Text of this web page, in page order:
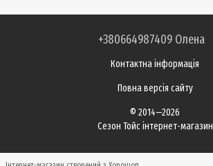
+380664987409 Олена
Контактна інформація
Повна версія сайту
© 2014—2026
Сезон Тойс інтернет-магазин